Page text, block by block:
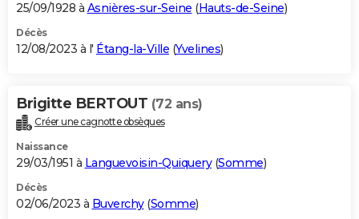
25/09/1928 à Asnières-sur-Seine (Hauts-de-Seine)
Décès
12/08/2023 à l' Étang-la-Ville (Yvelines)
Brigitte BERTOUT (72 ans)
Créer une cagnotte obsèques
Naissance
29/03/1951 à Languevoisin-Quiquery(Somme)
Décès
02/06/2023 à Buverchy(Somme)